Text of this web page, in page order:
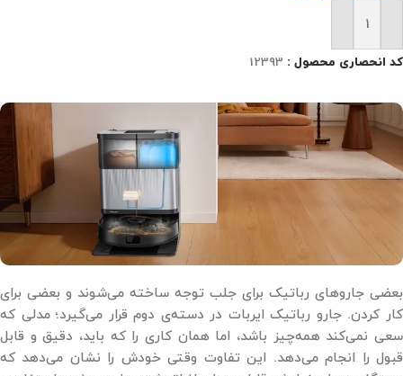
افزودن به سبد خرید
کد انحصاری محصول : 12393
بعضی جاروهای رباتیک برای جلب توجه ساخته می‌شوند و بعضی برای
کار کردن. جارو رباتیک ایربات در دسته‌ی دوم قرار می‌گیرد؛ مدلی که
سعی نمی‌کند همه‌چیز باشد، اما همان کاری را که باید، دقیق و قابل
قبول را انجام می‌دهد. این تفاوت وقتی خودش را نشان می‌دهد که